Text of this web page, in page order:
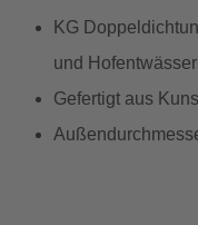
KG
und
Gefertigt aus